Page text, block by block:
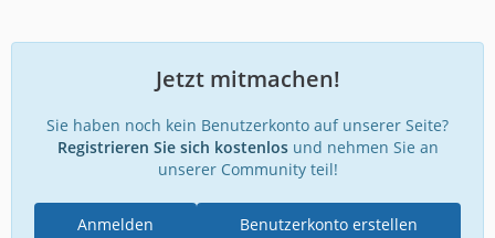
Jetzt mitmachen!
Sie haben noch kein Benutzerkonto auf unserer Seite?
Registrieren Sie sich kostenlosund nehmen Sie an
unserer Community teil!
Benutzerkonto erstellen
Anmelden